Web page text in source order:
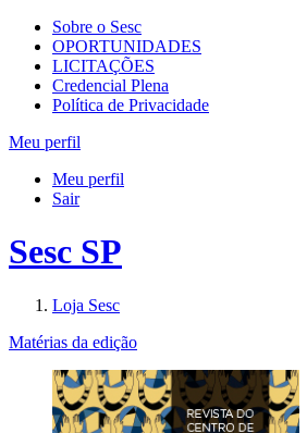
Sobre o Sesc
OPORTUNIDADES
LICITAÇÕES
Credencial Plena
Política de Privacidade
Meu perfil
Meu perfil
Sair
Sesc SP
Loja Sesc
Matérias da edição